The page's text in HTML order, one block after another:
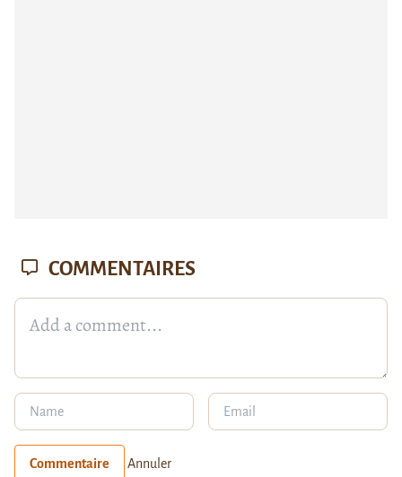
COMMENTAIRES
Commentaire Annuler